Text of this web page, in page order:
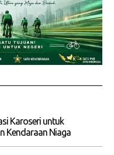
Karoseri untuk
Kendaraan Niaga